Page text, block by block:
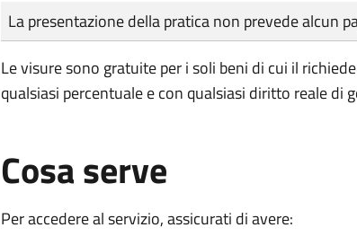
Tipo di pagamento
Importo
La presentazione della pratica non prevede alcun
Le visure sono gratuite per i soli beni di cui il
qualsiasi percentuale e con qualsiasi diritto reale di
Cosa serve
Per accedere al servizio, assicurati di avere: